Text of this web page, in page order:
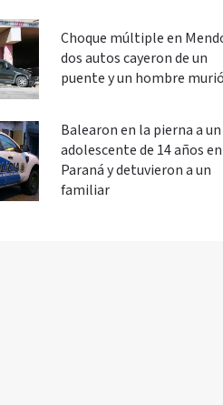
Choque múltiple en
dos autos cayeron de un
puente y un hombre murió
Balearon en la pierna a un
adolescente de 14 años en
Paraná y detuvieron a un
familiar